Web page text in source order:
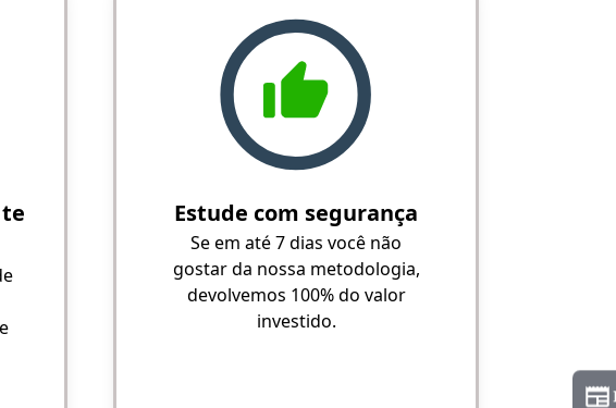
Estude com segurança
Se em até 7 dias você não
gostar da nossa metodologia,
devolvemos 100% do valor
investido.